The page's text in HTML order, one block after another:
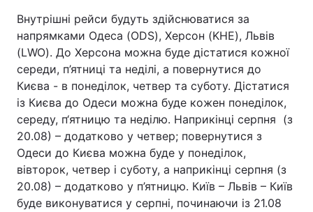
Внутрішні рейси будуть здійснюватися за
напрямками Одеса (ODS), Херсон (KHE), Львів
(LWO). До Херсона можна буде дістатися кожної
середи, п’ятниці та неділі, а повернутися до
Києва - в понеділок, четвер та суботу. Дістатися
із Києва до Одеси можна буде кожен понеділок,
середу, п‘ятницю та неділю. Наприкінці серпня (з
20.08) – додатково у четвер; повернутися з
Одеси до Києва можна буде у понеділок,
вівторок, четвер і суботу, а наприкінці серпня (з
20.08) – додатково у п’ятницю. Київ – Львів – Київ
буде виконуватися у серпні, починаючи із 21.08